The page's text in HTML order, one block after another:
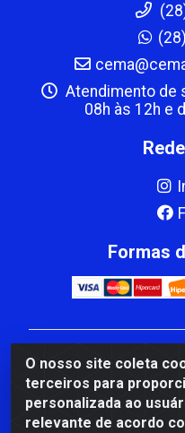
O nosso site coleta
terceiros para
personalizada ao
relevante de acordo
Atendimento de
08h às 12h e
Formas
CBP MACEDO
Mauro Miranda
de Itapemirim/ES